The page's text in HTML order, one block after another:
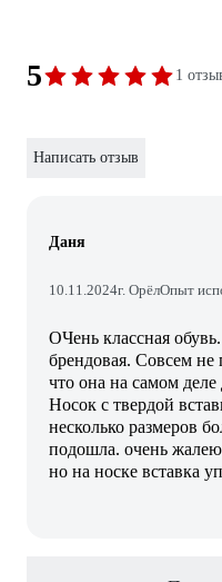
5 1
Написать отзыв
Даня
10.11.2024г. ОрёлОпыт
ОЧень классная
брендовая. Совсем не
что она на самом деле
Носок с твердой
несколько размеров
подошла. очень
но на носке вставка